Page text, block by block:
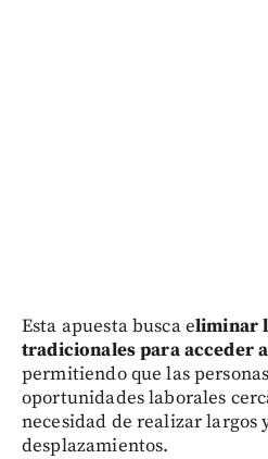
Esta apuesta busca eliminar
tradicionales para acceder
permitiendo que las
oportunidades laborales
necesidad de realizar largos
desplazamientos.